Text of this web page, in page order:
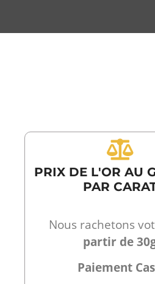
PRIX DE L'OR AU
PAR
Nous rachetons
partir de
Paiement